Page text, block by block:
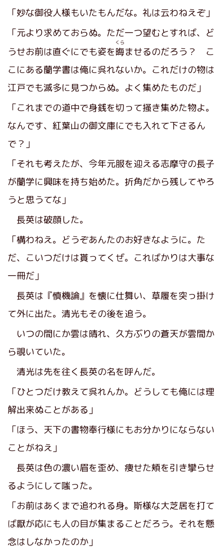
「妙な御役人様もいたもんだな。礼は云わねえぞ」
「元より求めておらぬ。ただ一つ望むとすれば、ど
うせお前は直ぐにでも姿を晦
くら
ませるのだろう？ こ
こにある蘭学書は俺に呉れないか。これだけの物は
江戸でも滅多に見つからぬ。よく集めたものだ」
「これまでの道中で身銭を切って掻き集めた物よ。
なんです、紅葉山の御文庫にでも入れて下さるん
で？」
「それも考えたが、今年元服を迎える志摩守の長子
が蘭学に興味を持ち始めた。折角だから残してやろ
うと思うてな」
長英は破顔した。
「構わねえ。どうぞあんたのお好きなように。た
だ、こいつだけは貰ってくぜ。こればかりは大事な
一冊だ」
長英は『慎機論』を懐に仕舞い、草履を突っ掛け
て外に出た。清光もその後を追う。
いつの間にか雲は晴れ、久方ぶりの蒼天が雲間か
ら覗いていた。
清光は先を往く長英の名を呼んだ。
「ひとつだけ教えて呉れんか。どうしても俺には理
解出来ぬことがある」
「ほう、天下の書物奉行様にもお分かりにならない
ことがねえ」
長英は色の濃い眉を歪め、痩せた頬を引き攣らせ
るようにして嗤った。
「お前はあくまで追われる身。斯様な大芝居を打て
ば厭が応にも人の目が集まることだろう。それを懸
念はしなかったのか」